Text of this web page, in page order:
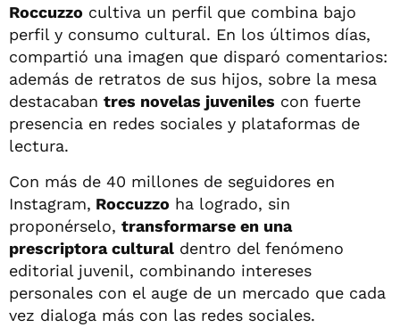
Roccuzzo cultiva un perfil que combina bajo
perfil y consumo cultural. En los últimos días,
compartió una imagen que disparó comentarios:
además de retratos de sus hijos, sobre la mesa
destacaban tres novelas juveniles con fuerte
presencia en redes sociales y plataformas de
lectura.
Con más de 40 millones de seguidores en
Instagram, Roccuzzo ha logrado, sin
proponérselo, transformarse en una
prescriptora cultural dentro del fenómeno
editorial juvenil, combinando intereses
personales con el auge de un mercado que cada
vez dialoga más con las redes sociales.